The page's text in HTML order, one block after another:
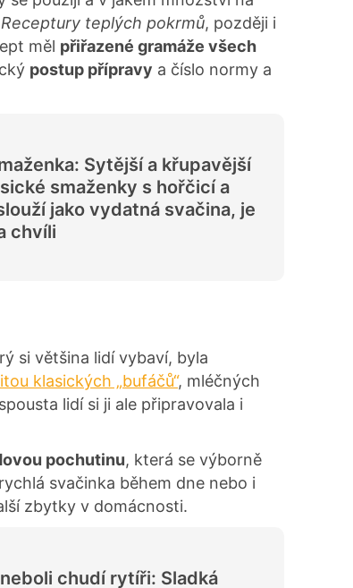
Receptury teplých pokrmů, později i
měl přiřazené gramáže všech
postup přípravy a číslo normy a
Sytější a křupavější
smaženky s hořčicí a
jako vydatná svačina, je
chvíli
si většina lidí vybaví, byla
klasických „bufáčů“, mléčných
lidí si ji ale připravovala i
pochutinu, která se výborně
svačinka během dne nebo i
zbytky v domácnosti.
chudí rytíři: Sladká